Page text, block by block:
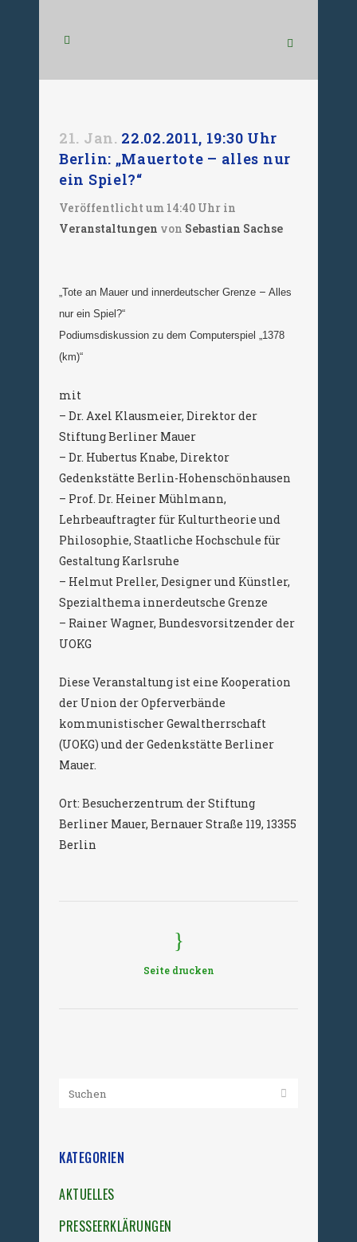
21. Jan. 22.02.2011, 19:30 Uhr
Berlin: „Mauertote – alles nur
ein Spiel?“
Veröffentlicht um 14:40 Uhr in
Veranstaltungen von Sebastian Sachse
„Tote an Mauer und innerdeutscher Grenze – Alles
nur ein Spiel?“
Podiumsdiskussion zu dem Computerspiel „1378
(km)“
mit
– Dr. Axel Klausmeier, Direktor der
Stiftung Berliner Mauer
– Dr. Hubertus Knabe, Direktor
Gedenkstätte Berlin-Hohenschönhausen
– Prof. Dr. Heiner Mühlmann,
Lehrbeauftragter für Kulturtheorie und
Philosophie, Staatliche Hochschule für
Gestaltung Karlsruhe
– Helmut Preller, Designer und Künstler,
Spezialthema innerdeutsche Grenze
– Rainer Wagner, Bundesvorsitzender der
UOKG
Diese Veranstaltung ist eine Kooperation
der Union der Opferverbände
kommunistischer Gewaltherrschaft
(UOKG) und der Gedenkstätte Berliner
Mauer.
Ort: Besucherzentrum der Stiftung
Berliner Mauer, Bernauer Straße 119, 13355
Berlin
Seite drucken
KATEGORIEN
AKTUELLES
PRESSEERKLÄRUNGEN